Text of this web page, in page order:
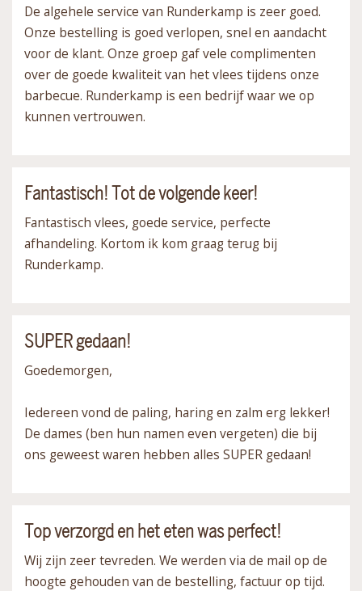
De algehele service van Runderkamp is zeer goed.
Onze bestelling is goed verlopen, snel en aandacht
voor de klant. Onze groep gaf vele complimenten
over de goede kwaliteit van het vlees tijdens onze
barbecue. Runderkamp is een bedrijf waar we op
kunnen vertrouwen.
Fantastisch! Tot de volgende keer!
Fantastisch vlees, goede service, perfecte
afhandeling. Kortom ik kom graag terug bij
Runderkamp.
SUPER gedaan!
Goedemorgen,
Iedereen vond de paling, haring en zalm erg lekker!
De dames (ben hun namen even vergeten) die bij
ons geweest waren hebben alles SUPER gedaan!
Top verzorgd en het eten was perfect!
Wij zijn zeer tevreden. We werden via de mail op de
hoogte gehouden van de bestelling, factuur op tijd.